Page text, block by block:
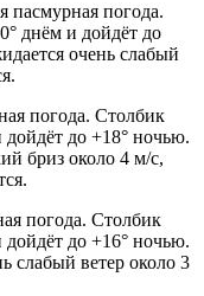
пасмурная погода.
днём и дойдёт до
очень слабый
погода. Столбик
до +18° ночью.
бриз около 4 м/с,
погода. Столбик
до +16° ночью.
слабый ветер около 3